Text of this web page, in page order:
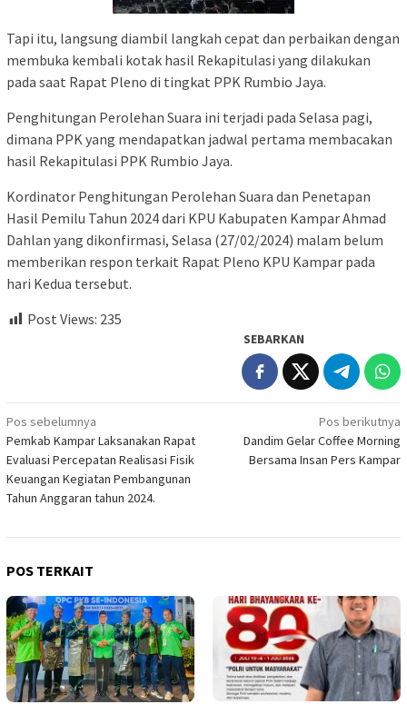
Tapi itu, langsung diambil langkah cepat dan perbaikan dengan
membuka kembali kotak hasil Rekapitulasi yang dilakukan
pada saat Rapat Pleno di tingkat PPK Rumbio Jaya.
Penghitungan Perolehan Suara ini terjadi pada Selasa pagi,
dimana PPK yang mendapatkan jadwal pertama membacakan
hasil Rekapitulasi PPK Rumbio Jaya.
Kordinator Penghitungan Perolehan Suara dan Penetapan
Hasil Pemilu Tahun 2024 dari KPU Kabupaten Kampar Ahmad
Dahlan yang dikonfirmasi, Selasa (27/02/2024) malam belum
memberikan respon terkait Rapat Pleno KPU Kampar pada
hari Kedua tersebut.
Post Views: 235
SEBARKAN
Navigasi
pos
Pos sebelumnya
Pemkab Kampar Laksanakan Rapat
Evaluasi Percepatan Realisasi Fisik
Keuangan Kegiatan Pembangunan
Tahun Anggaran tahun 2024.
Pos berikutnya
Dandim Gelar Coffee Morning
Bersama Insan Pers Kampar
POS TERKAIT